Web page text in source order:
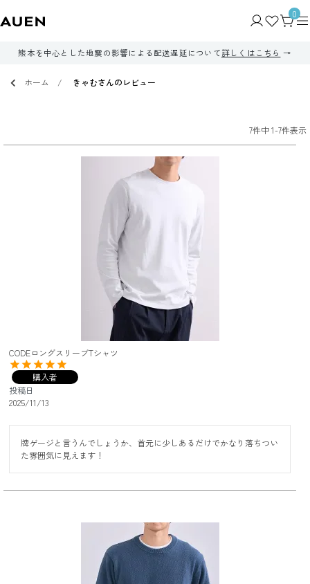
0
熊本を中心とした地震の影響による配送遅延について詳しくはこちら
ホーム きゃむさんのレビュー
7件中1-7件表示
CODEロングスリーブTシャツ
購入者
投稿日
2025/11/13
牌ゲージと言うんでしょうか、首元に少しあるだけでかなり落ちつい
た雰囲気に見えます！